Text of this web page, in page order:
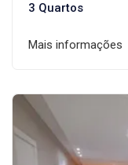
3 Quartos
Mais informações